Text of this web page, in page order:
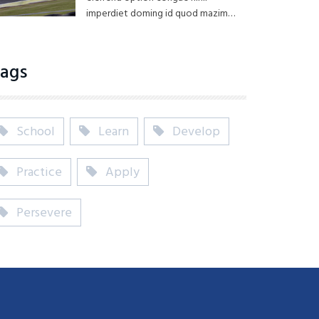
imperdiet doming id quod mazim…
School Learn
Develop
Practice
Apply
Persevere